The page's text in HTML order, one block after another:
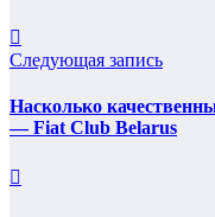
Следующая запись
Насколько
— Fiat Club Belarus